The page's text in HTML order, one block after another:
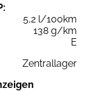
5,2 l/100km
138 g/km
E
Zentrallager